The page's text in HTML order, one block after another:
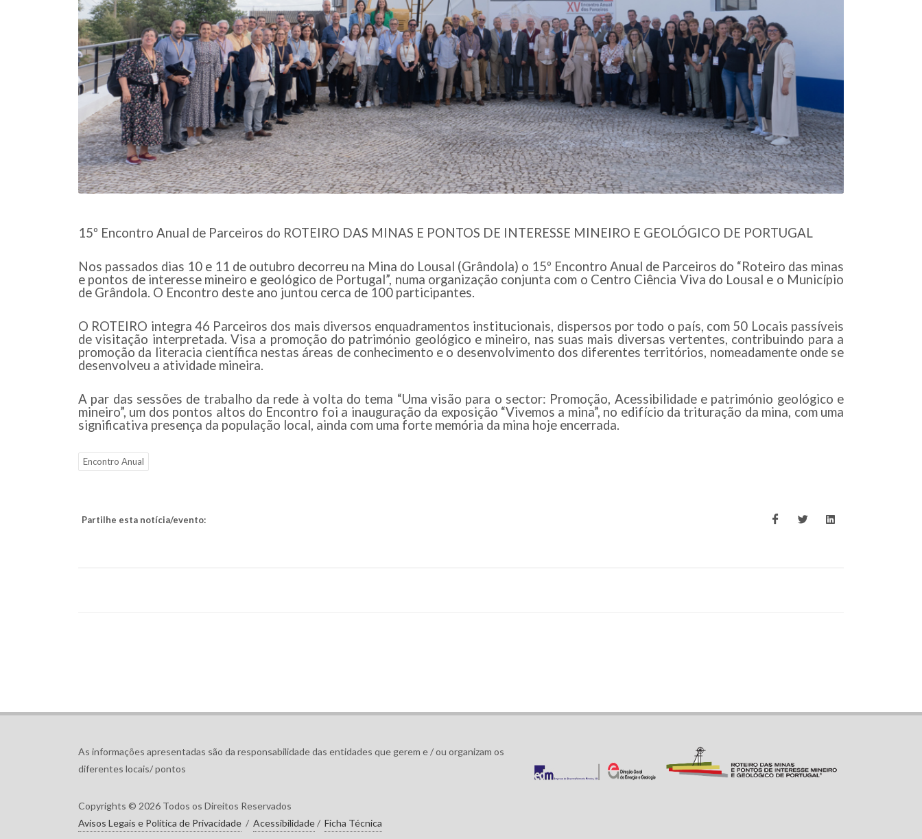
15º Encontro Anual de Parceiros do ROTEIRO DAS MINAS E PONTOS DE INTERESSE MINEIRO E GEOLÓGICO DE PORTUGAL
Nos passados dias 10 e 11 de outubro decorreu na Mina do Lousal (Grândola) o 15º Encontro Anual de Parceiros do “Roteiro das minas
e pontos de interesse mineiro e geológico de Portugal”, numa organização conjunta com o Centro Ciência Viva do Lousal e o Município
de Grândola. O Encontro deste ano juntou cerca de 100 participantes.
O ROTEIRO integra 46 Parceiros dos mais diversos enquadramentos institucionais, dispersos por todo o país, com 50 Locais passíveis
de visitação interpretada. Visa a promoção do património geológico e mineiro, nas suas mais diversas vertentes, contribuindo para a
promoção da literacia científica nestas áreas de conhecimento e o desenvolvimento dos diferentes territórios, nomeadamente onde se
desenvolveu a atividade mineira.
A par das sessões de trabalho da rede à volta do tema “Uma visão para o sector: Promoção, Acessibilidade e património geológico e
mineiro”, um dos pontos altos do Encontro foi a inauguração da exposição “Vivemos a mina”, no edifício da trituração da mina, com uma
significativa presença da população local, ainda com uma forte memória da mina hoje encerrada.
Encontro Anual
Partilhe esta notícia/evento:
As informações apresentadas são da responsabilidade das entidades que gerem e / ou organizam os
diferentes locais/ pontos
Copyrights © 2026 Todos os Direitos Reservados
Avisos Legais e Política de Privacidade / Acessibilidade/ Ficha Técnica